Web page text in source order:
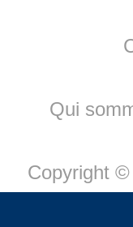
Qui
Copyright